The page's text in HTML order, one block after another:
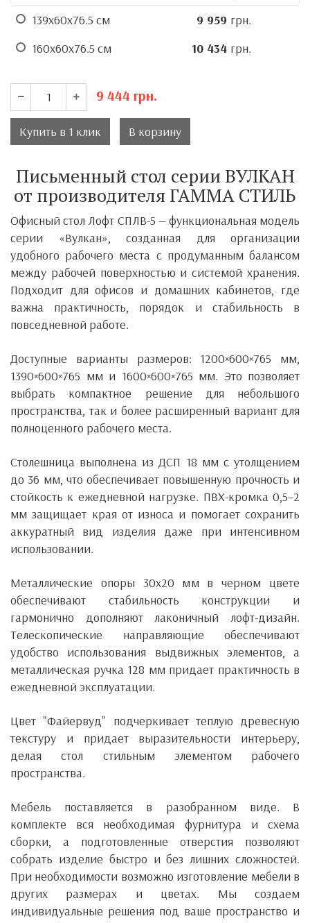
139х60х76.5 см
9 959 грн.
160х60х76.5 см
10 434 грн.
9 444 грн.
Купить в 1 клик В корзину
Письменный стол серии ВУЛКАН
от производителя ГАММА СТИЛЬ
Офисный стол Лофт СПЛВ-5 — функциональная модель
серии «Вулкан», созданная для организации
удобного рабочего места с продуманным балансом
между рабочей поверхностью и системой хранения.
Подходит для офисов и домашних кабинетов, где
важна практичность, порядок и стабильность в
повседневной работе.
Доступные варианты размеров: 1200×600×765 мм,
1390×600×765 мм и 1600×600×765 мм. Это позволяет
выбрать компактное решение для небольшого
пространства, так и более расширенный вариант для
полноценного рабочего места.
Столешница выполнена из ДСП 18 мм с утолщением
до 36 мм, что обеспечивает повышенную прочность и
стойкость к ежедневной нагрузке. ПВХ-кромка 0,5–2
мм защищает края от износа и помогает сохранить
аккуратный вид изделия даже при интенсивном
использовании.
Металлические опоры 30х20 мм в черном цвете
обеспечивают стабильность конструкции и
гармонично дополняют лаконичный лофт-дизайн.
Телескопические направляющие обеспечивают
удобство использования выдвижных элементов, а
металлическая ручка 128 мм придает практичность в
ежедневной эксплуатации.
Цвет "Файервуд" подчеркивает теплую древесную
текстуру и придает выразительности интерьеру,
делая стол стильным элементом рабочего
пространства.
Мебель поставляется в разобранном виде. В
комплекте вся необходимая фурнитура и схема
сборки, а подготовленные отверстия позволяют
собрать изделие быстро и без лишних сложностей.
При необходимости возможно изготовление мебели в
других размерах и цветах. Мы создаем
индивидуальные решения под ваше пространство и